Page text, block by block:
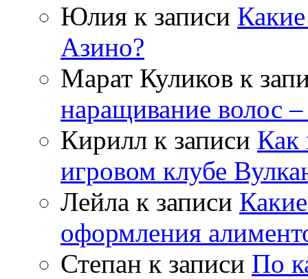
Юлия к записи
Азино?
Марат Куликов к
наращивание волос
Кирилл к записи Как
игровом клубе
Лейла к записи
оформления
Степан к записи По